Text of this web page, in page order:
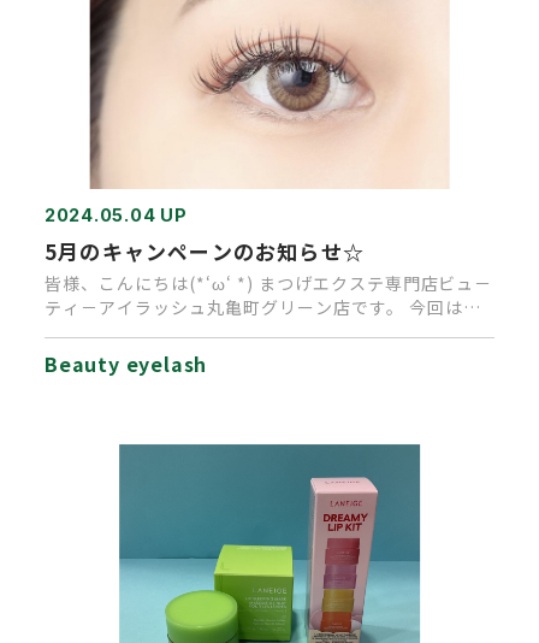
2024.05.04 UP
5月のキャンペーンのお知らせ☆
皆様、こんにちは(*‘ω‘ *) まつげエクステ専門店ビュ－
ティ－アイラッシュ丸亀町グリーン店です。 今回は、
Beauty eyelash